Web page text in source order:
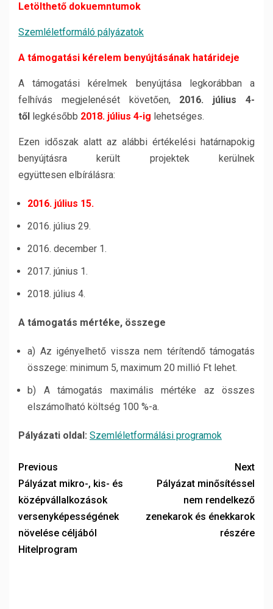
Letölthető dokuemntumok
Szemléletformáló pályázatok
A támogatási kérelem benyújtásának határideje
A támogatási kérelmek benyújtása legkorábban a
felhívás megjelenését követően, 2016. július 4-
től legkésőbb 2018. július 4-ig lehetséges.
Ezen időszak alatt az alábbi értékelési határnapokig
benyújtásra került projektek kerülnek
együttesen elbírálásra:
2016. július 15.
2016. július 29.
2016. december 1.
2017. június 1.
2018. július 4.
A támogatás mértéke, összege
a) Az igényelhető vissza nem térítendő támogatás
összege: minimum 5, maximum 20 millió Ft lehet.
b) A támogatás maximális mértéke az összes
elszámolható költség 100 %-a.
Pályázati oldal: Szemléletformálási programok
Previous
Pályázat mikro-, kis- és
középvállalkozások
versenyképességének
növelése céljából
Hitelprogram
Next
Pályázat minősítéssel
nem rendelkező
zenekarok és énekkarok
részére